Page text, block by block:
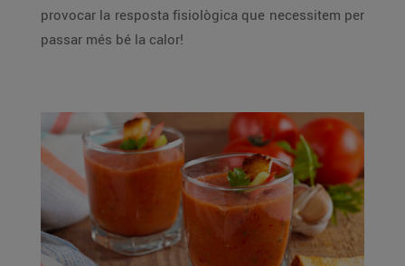
provocar la resposta fisiològica que necessitem per
passar més bé la calor!